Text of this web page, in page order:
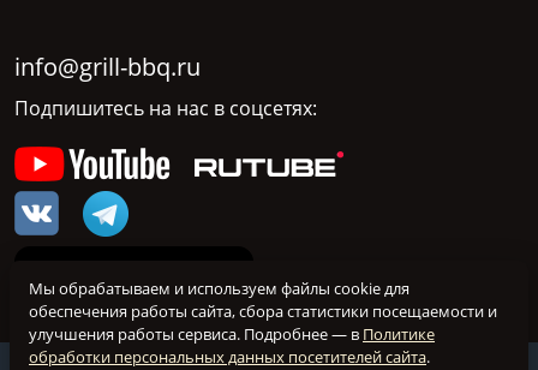
info@grill-bbq.ru
Подпишитесь на нас в соцсетях:
Мы обрабатываем и используем файлы cookie для
обеспечения работы сайта, сбора статистики посещаемости и
улучшения работы сервиса. Подробнее — в Политике
обработки персональных данных посетителей сайта.